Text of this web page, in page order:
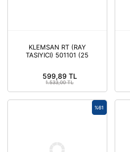
KLEMSAN RT (RAY
TASIYICI) 501101 (25
599,89 TL
1.533,00 TL
%61